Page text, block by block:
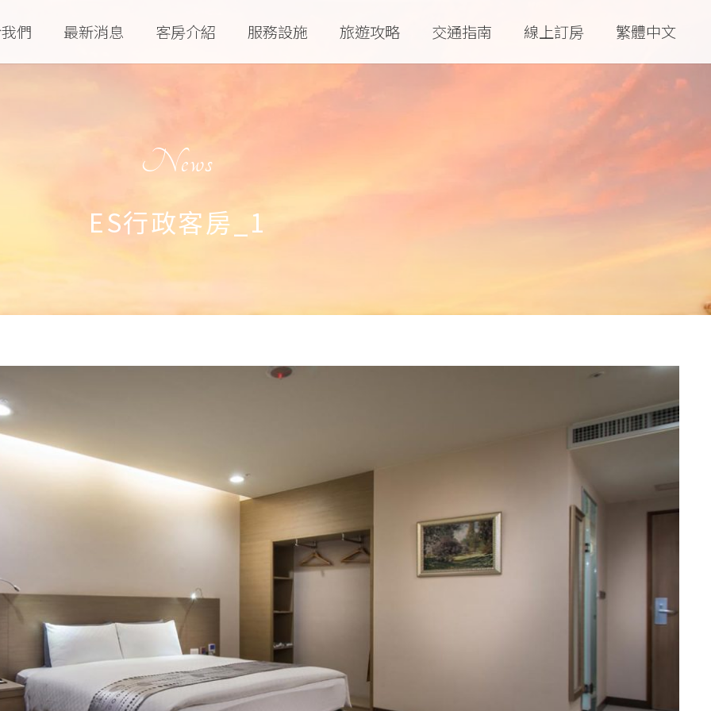
們 最新消息 客房介紹 服務設施 旅遊攻略 交通指南 線上訂房 繁體中文
News
ES行政客房_1